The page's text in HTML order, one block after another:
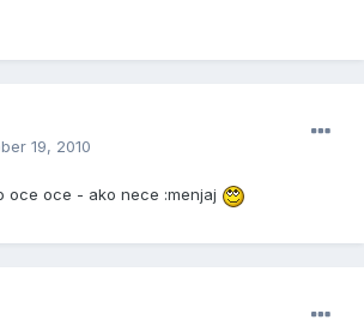
19, 2010
oce oce - ako nece :menjaj